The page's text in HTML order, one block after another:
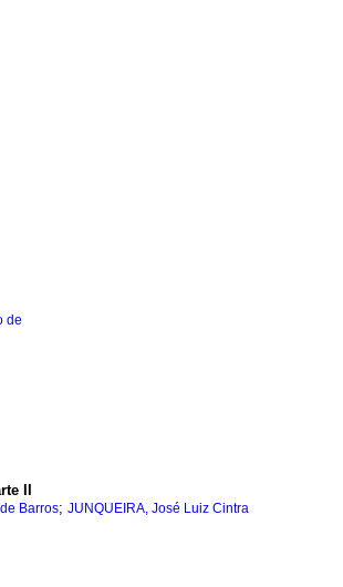
de
II
Barros; JUNQUEIRA, José Luiz Cintra